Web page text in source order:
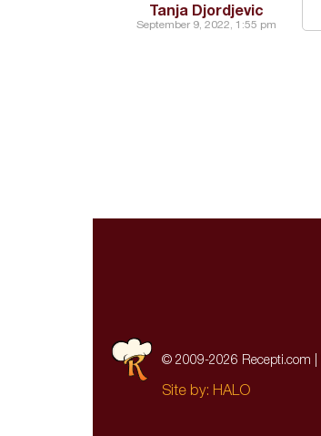
Tanja Djordjevic
September 9, 2022, 1:55 pm
© 2009-2026 Recepti.com |
Site by: HALO